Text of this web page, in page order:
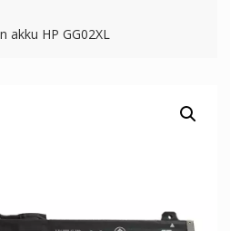
akku HP GG02XL